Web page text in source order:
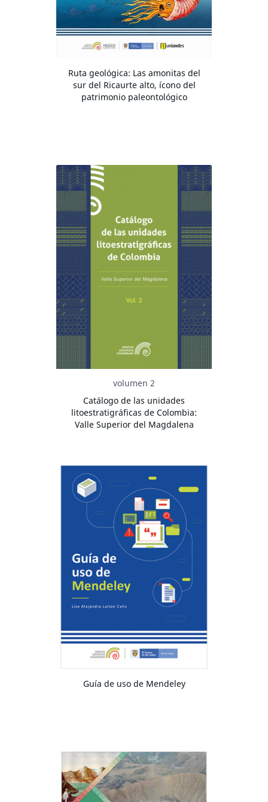
Ruta geológica: Las amonitas del
sur del Ricaurte alto, ícono del
patrimonio paleontológico
volumen 2
Catálogo de las unidades
litoestratigráficas de Colombia:
Valle Superior del Magdalena
Guía de uso de Mendeley